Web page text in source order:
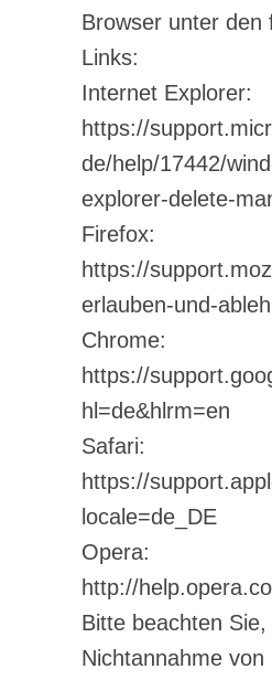
Browser unter den
Links:
Internet Explorer:
https://
de/help/17442/
explorer-delete-
Firefox:
https://
erlauben-und-
Chrome:
https://
hl=de&hlrm=en
Safari:
https://
locale=de_DE
Opera:
http://
Bitte beachten Sie,
Nichtannahme von